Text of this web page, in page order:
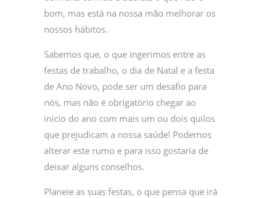
bom, mas está na nossa mão melhorar os
nossos hábitos.
Sabemos que, o que ingerimos entre as
festas de trabalho, o dia de Natal e a festa
de Ano Novo, pode ser um desafio para
nós, mas não é obrigatório chegar ao
inicio do ano com mais um ou dois quilos
que prejudicam a nossa saúde! Podemos
alterar este rumo e para isso gostaria de
deixar alguns conselhos.
Planeie as suas festas, o que pensa que irá